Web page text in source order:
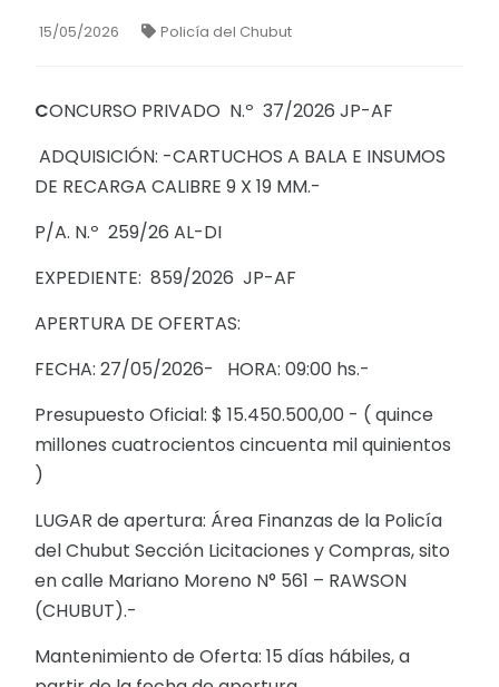
15/05/2026 Policía del Chubut
CONCURSO PRIVADO N.º 37/2026 JP-AF
ADQUISICIÓN: -CARTUCHOS A BALA E INSUMOS
DE RECARGA CALIBRE 9 X 19 MM.-
P/A. N.º 259/26 AL-DI
EXPEDIENTE: 859/2026 JP-AF
APERTURA DE OFERTAS:
FECHA: 27/05/2026- HORA: 09:00 hs.-
Presupuesto Oficial: $ 15.450.500,00 - ( quince
millones cuatrocientos cincuenta mil quinientos
)
LUGAR de apertura: Área Finanzas de la Policía
del Chubut Sección Licitaciones y Compras, sito
en calle Mariano Moreno N° 561 – RAWSON
(CHUBUT).-
Mantenimiento de Oferta: 15 días hábiles, a